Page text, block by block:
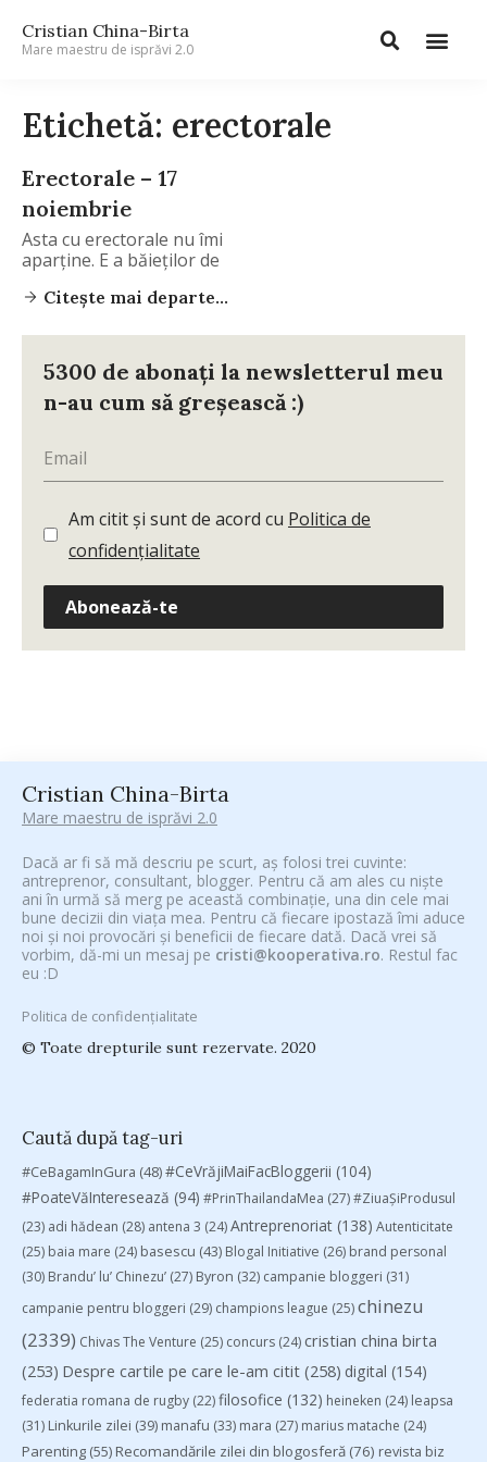
Cristian China-Birta
Mare maestru de isprăvi 2.0
Etichetă: erectorale
Erectorale – 17
noiembrie
Asta cu erectorale nu îmi
aparţine. E a băieţilor de
Citește mai departe...
5300 de abonați la newsletterul meu
n-au cum să greșească :)
Am citit și sunt de acord cu Politica de
confidențialitate
Abonează-te
Cristian China-Birta
Mare maestru de isprăvi 2.0
Dacă ar fi să mă descriu pe scurt, aș folosi trei cuvinte:
antreprenor, consultant, blogger. Pentru că am ales cu niște
ani în urmă să merg pe această combinație, una din cele mai
bune decizii din viața mea. Pentru că fiecare ipostază îmi aduce
noi și noi provocări și beneficii de fiecare dată. Dacă vrei să
vorbim, dă-mi un mesaj pe cristi@kooperativa.ro. Restul fac
eu :D
Politica de confidențialitate
© Toate drepturile sunt rezervate. 2020
Caută după tag-uri
#CeBagamInGura (48)#CeVrăjiMaiFacBloggerii (104)
#PoateVăInteresează (94) #PrinThailandaMea (27)#ZiuaȘiProdusul
(23) adi hădean (28) antena 3 (24)Antreprenoriat (138) Autenticitate
(25) baia mare (24) basescu (43) Blogal Initiative (26) brand personal
(30) Brandu’ lu’ Chinezu’ (27) Byron (32) campanie bloggeri (31)
campanie pentru bloggeri (29) champions league (25)chinezu
(2339) Chivas The Venture (25) concurs (24)cristian china birta
(253) Despre cartile pe care le-am citit (258) digital (154)
federatia romana de rugby (22)filosofice (132) heineken (24) leapsa
(31) Linkurile zilei (39) manafu (33) mara (27) marius matache (24)
Parenting (55) Recomandările zilei din blogosferă (76) revista biz